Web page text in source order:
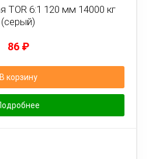
TOR 6:1 120 мм 14000 кг
(серый)
86 ₽
В корзину